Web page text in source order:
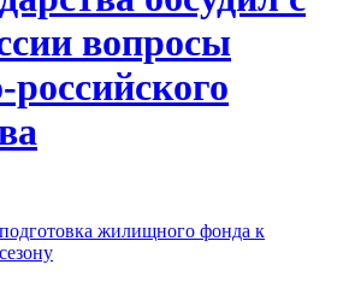
вопросы
жилищного фонда к